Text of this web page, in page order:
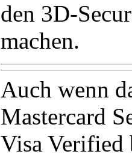
den 3D-
machen.
Auch wenn
Mastercard
Visa Verified